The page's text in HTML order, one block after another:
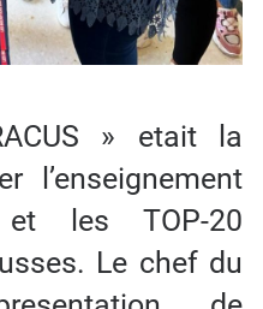
» etait la
l’enseignement
et les TOP-20
Le chef du